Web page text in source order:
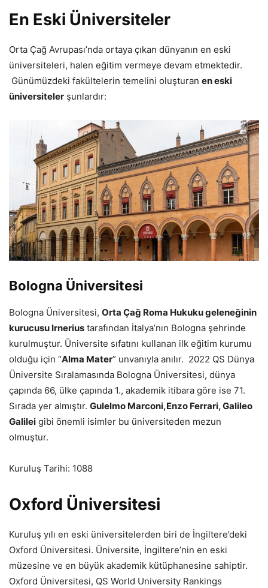
En Eski Üniversiteler
Orta Çağ Avrupası’nda ortaya çıkan dünyanın en eski
üniversiteleri, halen eğitim vermeye devam etmektedir.
Günümüzdeki fakültelerin temelini oluşturan en eski
üniversiteler şunlardır:
Bologna Üniversitesi
Bologna Üniversitesi, Orta Çağ Roma Hukuku geleneğinin
kurucusu Irnerius tarafından İtalya’nın Bologna şehrinde
kurulmuştur. Üniversite sıfatını kullanan ilk eğitim kurumu
olduğu için “Alma Mater” unvanıyla anılır. 2022 QS Dünya
Üniversite Sıralamasında Bologna Üniversitesi, dünya
çapında 66, ülke çapında 1., akademik itibara göre ise 71.
Sırada yer almıştır. Gulelmo Marconi,Enzo Ferrari,Galileo
Galilei gibi önemli isimler bu üniversiteden mezun
olmuştur.
Kuruluş Tarihi: 1088
Oxford Üniversitesi
Kuruluş yılı en eski üniversitelerden biri de İngiltere’deki
Oxford Üniversitesi. Üniversite, İngiltere’nin en eski
müzesine ve en büyük akademik kütüphanesine sahiptir.
Oxford Üniversitesi, QS World University Rankings